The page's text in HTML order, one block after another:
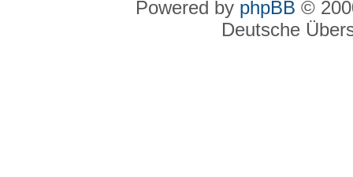
Powered by phpBB ©
Deutsche